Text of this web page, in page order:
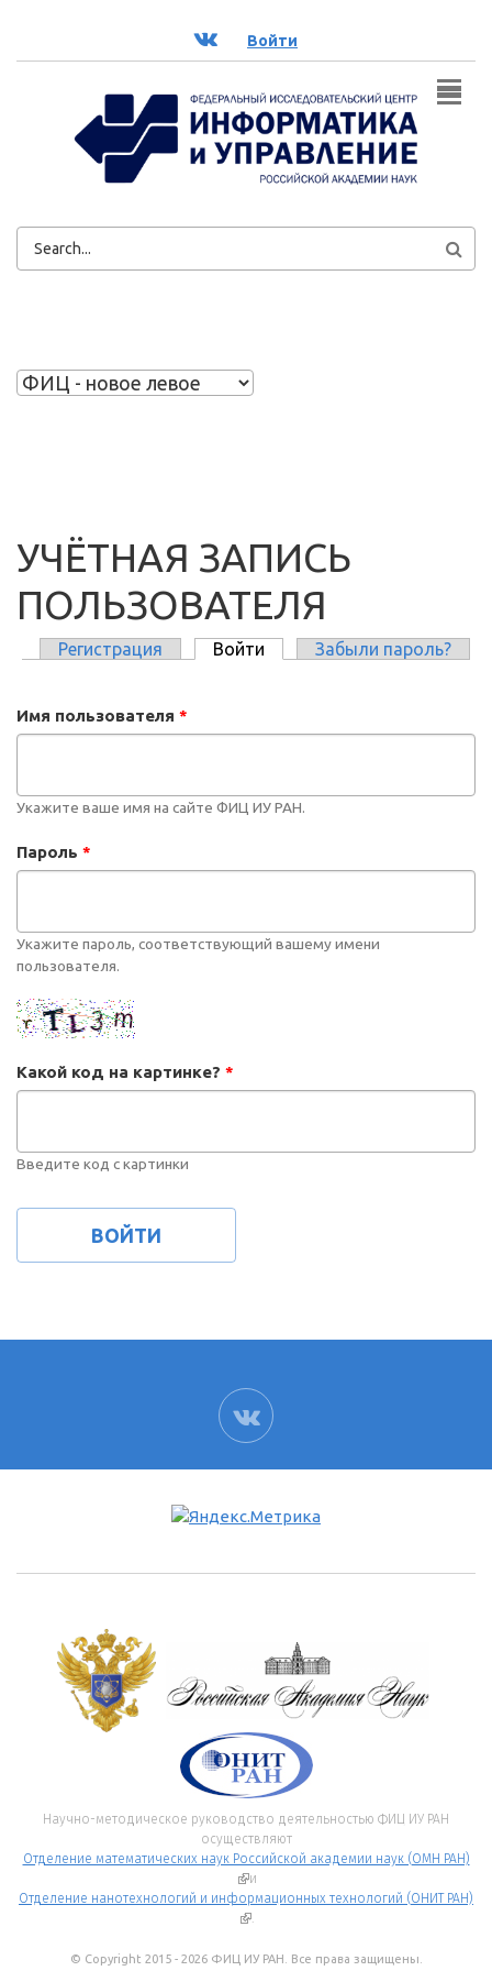
ВК Войти
ФОРМА
УЧЁТНАЯ ЗАПИСЬ
ПОЛЬЗОВАТЕЛЯ
Регистрация Войти (активная вкладка)
Забыли пароль?
Имя пользователя *
Укажите ваше имя на сайте ФИЦ ИУ РАН.
Пароль *
Укажите пароль, соответствующий вашему имени
пользователя.
Какой код на картинке? *
Введите код с картинки
ВК
Научно-методическое руководство деятельностью ФИЦ ИУ РАН
осуществляют
Отделение математических наук Российской академии наук (ОМН РАН)
(внешняя ссылка)
и
Отделение нанотехнологий и информационных технологий (ОНИТ РАН)
(внешняя ссылка)
.
© Copyright 2015 - 2026 ФИЦ ИУ РАН. Все права защищены.